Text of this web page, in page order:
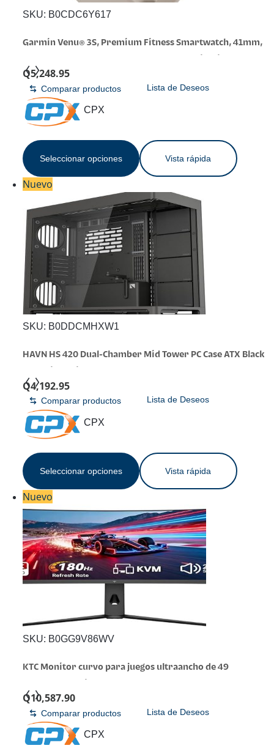
Comparar productos Lista de Deseos
SKU: B0CDC6Y617
Garmin Venu® 3S, Premium Fitness Smartwatch, 41mm,
Coach, Built-In Sports Apps, Built-In Speaker & Mic,
Workout Benefit & Recovery Time
Q5,248.95
CPX
Seleccionar opciones Vista rápida
Nuevo
Comparar productos Lista de Deseos
SKU: B0DDCMHXW1
HAVN HS 420 Dual-Chamber Mid Tower PC Case ATX Black
Radiator Support, SimpliCable Cable Management,
Tempered Glass, PWM Fan Hub | Dual chamber computer
case, 11x 140mm fans, 3x 420mm radiator, tempered
glass, SimpliCable, PWM hub
Q4,192.95
CPX
Seleccionar opciones Vista rápida
Nuevo
Comparar productos Lista de Deseos
SKU: B0GG9V86WV
KTC Monitor curvo para juegos ultraancho de 49
DQHD, 180Hz, 32:9, HDR 400, puerto HDMI DP tipo C de
90 W, KVM incorporado, altavoces, sincronización
adaptativa, ajuste de altura giratoria de inclinación,
Q10,587.90
CPX